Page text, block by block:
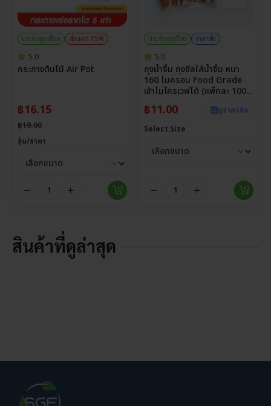
ประกันศูนย์ไทย
ส่วนลด 15%
5.0
กระถางต้นไม้ Air Pot
฿16.15
฿19.00
รุ่น/ราคา
ประกันศูนย์ไทย
ราคาส่ง
5.0
ถุงน้ำจิ้ม ถุงซีลใส่น้ำจิ้ม หนา
160 ไมครอน Food Grade
เข้าไมโครเวฟได้ (แพ็กละ 100
฿11.00
ดูราคาส่ง
Select Size
สินค้าที่ดูล่าสุด